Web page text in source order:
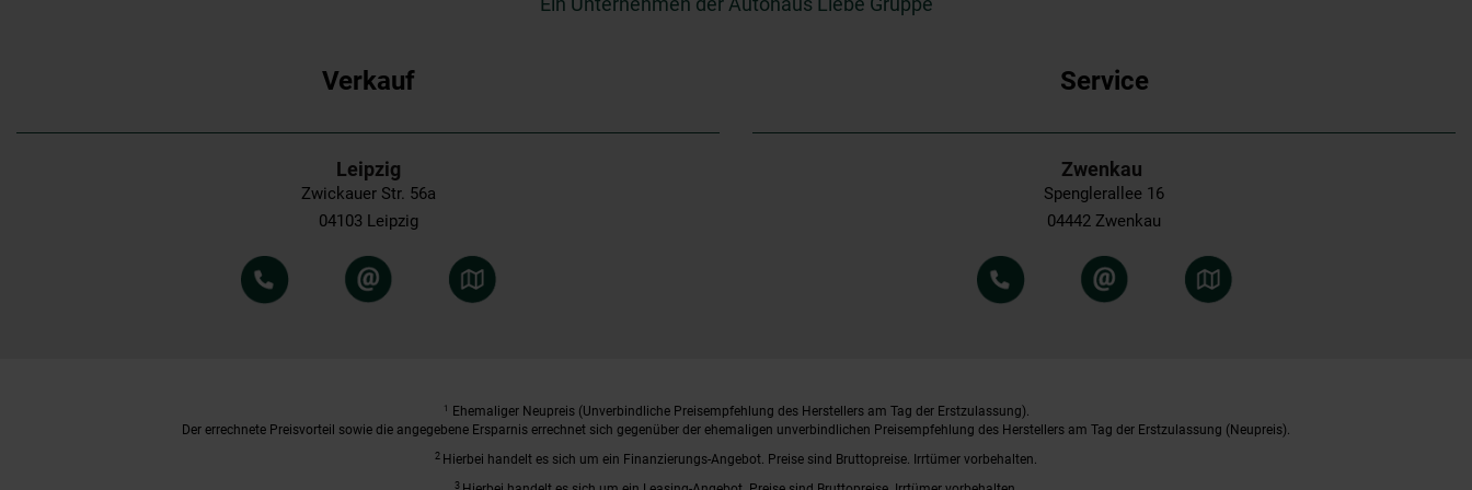
Verkauf
Leipzig
Zwickauer Str. 56a
04103 Leipzig
Service
Zwenkau
Spenglerallee 16
04442 Zwenkau
1
Ehemaliger Neupreis (Unverbindliche Preisempfehlung des Herstellers am Tag der Erstzulassung).
Der errechnete Preisvorteil sowie die angegebene Ersparnis errechnet sich gegenüber der ehemaligen unverbindlichen Preisempfehlung des Herstellers am Tag der Erstzulassung (Neupreis).
2 Hierbei handelt es sich um ein Finanzierungs-Angebot. Preise sind Bruttopreise. Irrtümer vorbehalten.
3